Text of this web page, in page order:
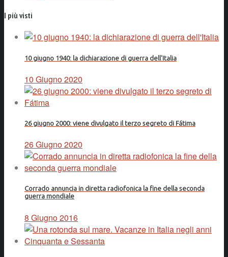
I più visti
10 giugno 1940: la dichiarazione di guerra dell'Italia
10 Giugno 2020
26 giugno 2000: viene divulgato il terzo segreto di Fátima
26 Giugno 2020
Corrado annuncia in diretta radiofonica la fine della seconda
guerra mondiale
8 Giugno 2016